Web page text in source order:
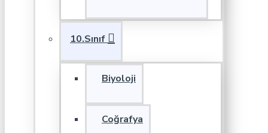
10.Sınıf
Biyoloji
Coğrafya